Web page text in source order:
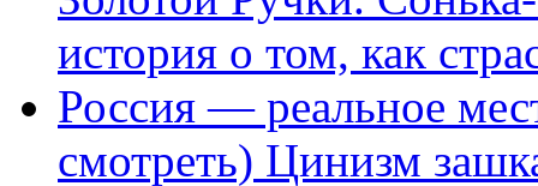
история о том, как
Россия — реальное
смотреть) Цинизм